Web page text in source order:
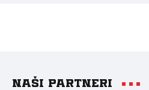
Naši partneri